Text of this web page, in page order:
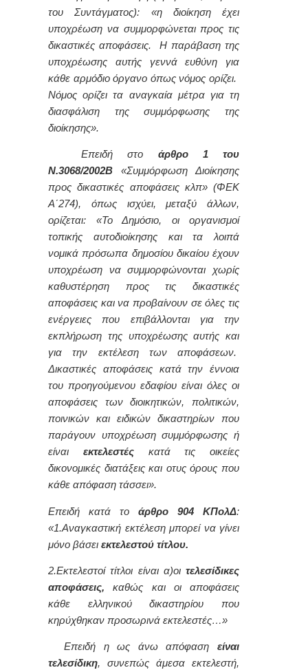
του Συντάγματος): «η διοίκηση έχει
υποχρέωση να συμμορφώνεται προς τις
δικαστικές αποφάσεις. Η παράβαση της
υποχρέωσης αυτής γεννά ευθύνη για
κάθε αρμόδιο όργανο όπως νόμος ορίζει.
Νόμος ορίζει τα αναγκαία μέτρα για τη
διασφάλιση της συμμόρφωσης της
διοίκησης».
Επειδή στο άρθρο 1 του
Ν.3068/2002Β «Συμμόρφωση Διοίκησης
προς δικαστικές αποφάσεις κλπ» (ΦΕΚ
Α΄274), όπως ισχύει, μεταξύ άλλων,
ορίζεται: «Το Δημόσιο, οι οργανισμοί
τοπικής αυτοδιοίκησης και τα λοιπά
νομικά πρόσωπα δημοσίου δικαίου έχουν
υποχρέωση να συμμορφώνονται χωρίς
καθυστέρηση προς τις δικαστικές
αποφάσεις και να προβαίνουν σε όλες τις
ενέργειες που επιβάλλονται για την
εκπλήρωση της υποχρέωσης αυτής και
για την εκτέλεση των αποφάσεων.
Δικαστικές αποφάσεις κατά την έννοια
του προηγούμενου εδαφίου είναι όλες οι
αποφάσεις των διοικητικών, πολιτικών,
ποινικών και ειδικών δικαστηρίων που
παράγουν υποχρέωση συμμόρφωσης ή
είναι εκτελεστέςκατά τις οικείες
δικονομικές διατάξεις και οτυς όρους που
κάθε απόφαση τάσσει».
Επειδή κατά το άρθρο 904 ΚΠολΔ:
«1.Αναγκαστική εκτέλεση μπορεί να γίνει
μόνο βάσει εκτελεστού τίτλου.
2.Εκτελεστοί τίτλοι είναι α)οι τελεσίδικες
αποφάσεις,καθώς και οι αποφάσεις
κάθε ελληνικού δικαστηρίου που
κηρύχθηκαν προσωρινά εκτελεστές…»
Επειδή η ως άνω απόφαση είναι
τελεσίδικη, συνεπώς άμεσα εκτελεστή,